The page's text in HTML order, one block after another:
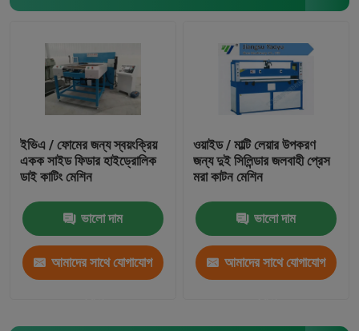
ইভিএ / ফোমের জন্য স্বয়ংক্রিয়
একক সাইড ফিডার হাইড্রোলিক
ডাই কাটিং মেশিন
ভালো দাম
আমাদের সাথে যোগাযোগ
ওয়াইড / মাল্টি লেয়ার উপকরণ
জন্য দুই সিলিন্ডার জলবাহী প্রেস
মরা কাটন মেশিন
ভালো দাম
আমাদের সাথে যোগাযোগ